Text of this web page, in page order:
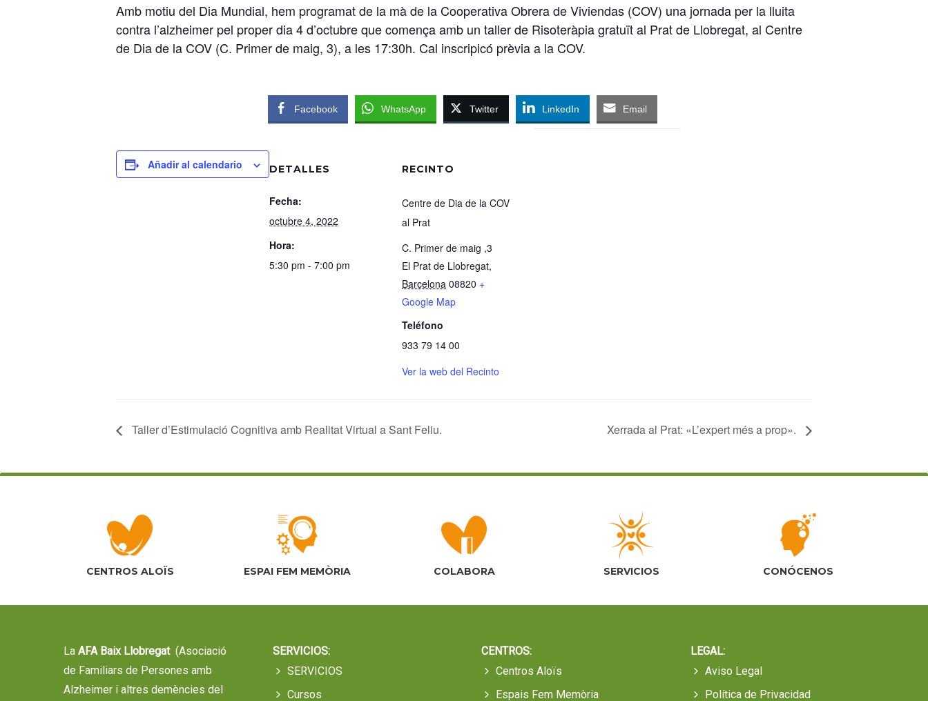
Amb motiu del Dia Mundial, hem programat de la mà de la Cooperativa Obrera de Viviendas (COV) una jornada per la lluita
contra l’alzheimer pel proper dia 4 d’octubre que comença amb un taller de Risoteràpia gratuït al Prat de Llobregat, al Centre
de Dia de la COV (C. Primer de maig, 3), a les 17:30h. Cal inscripicó prèvia a la COV.
Facebook WhatsApp Twitter LinkedIn Email
Añadir al calendario DETALLES
Fecha:
octubre 4, 2022
Hora:
5:30 pm - 7:00 pm
RECINTO
Centre de Dia de la COV
al Prat
C. Primer de maig ,3
El Prat de Llobregat,
Barcelona 08820 +
Google Map
Teléfono
933 79 14 00
Ver la web del Recinto
Taller d’Estimulació Cognitiva amb Realitat Virtual a Sant Feliu. Xerrada al Prat: «L’expert més a prop».
CENTROS ALOÏS ESPAI FEM MEMÒRIA COLABORA SERVICIOS CONÓCENOS
La AFA Baix Llobregat (Asociació
de Familiars de Persones amb
Alzheimer i altres demències del
SERVICIOS:
SERVICIOS
Cursos
CENTROS:
Centros Aloïs
Espais Fem Memòria
LEGAL:
Aviso Legal
Política de Privacidad